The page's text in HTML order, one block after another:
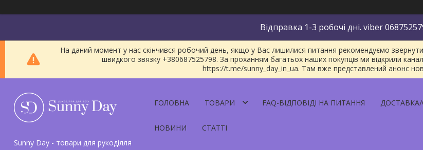
Відправка 1-3 робочі дні. viber
На даний момент у нас скінчився робочий день, якщо у Вас лишилися питання рекомендуємо
швидкого звязку +380687525798. За проханням багатьох наших покупців ми відкрили
https://t.me/sunny_day_in_ua. Там вже представлений анонс
Sunny Day - товари для рукоділля
ГОЛОВНА ТОВАРИ FAQ-ВІДПОВІДІ НА ПИТАННЯ
НОВИНИ СТАТТІ